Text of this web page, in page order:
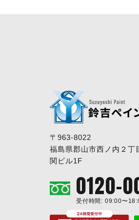
〒963-8022
福島県郡山市西ノ内２丁
関ビル1F
0120-
受付時間: 09:00〜